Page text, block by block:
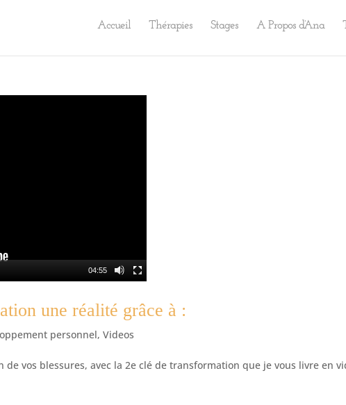
Accueil Thérapies Stages A Propos d’Ana
04:55
une réalité grâce à :
personnel,Videos
vos blessures, avec la 2e clé de transformation que je vous livre en